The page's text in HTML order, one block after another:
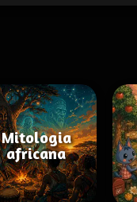
Mitologia
africana